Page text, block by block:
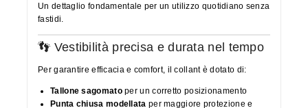
Un dettaglio fondamentale per un utilizzo quotidiano senza
fastidi.
👣 Vestibilità precisa e durata nel tempo
Per garantire efficacia e comfort, il collant è dotato di:
Tallone sagomatoper un corretto posizionamento
Punta chiusa modellata per maggiore protezione e